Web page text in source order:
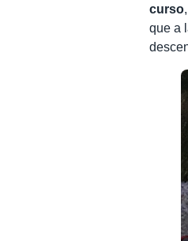
curso
que a